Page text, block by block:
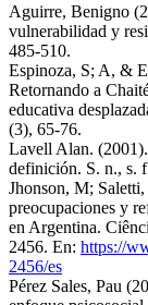
Aguirre, Benigno
vulnerabilidad y
485-510.
Espinoza, S; A, &
Retornando a
educativa
(3), 65-76.
Lavell Alan. (2001).
definición. S. n., s.
Jhonson, M;
preocupaciones y
en Argentina.
2456. En: https://
2456/es
Pérez Sales, Pau